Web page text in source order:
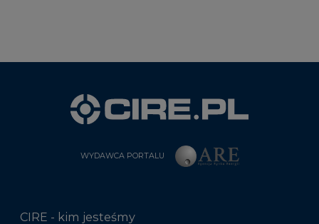
WYDAWCA PORTALU
CIRE - kim jesteśmy